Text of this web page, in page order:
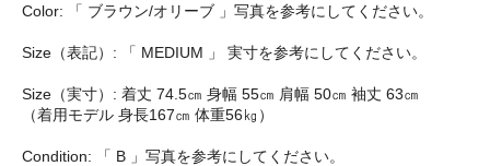
Color: 「 ブラウン/オリーブ 」写真を参考にしてください。
Size（表記）: 「 MEDIUM 」 実寸を参考にしてください。
Size（実寸）: 着丈 74.5㎝ 身幅 55㎝ 肩幅 50㎝ 袖丈 63㎝
（着用モデル 身長167㎝ 体重56㎏）
Condition: 「 B 」写真を参考にしてください。